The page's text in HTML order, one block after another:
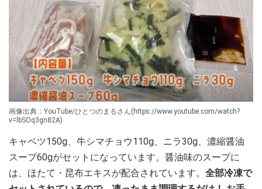
画像出典：YouTube/ひとつのまるさん(https://www.youtube.com/watch?
v=lbSOq3gn82A)
キャベツ150g、牛シマチョウ110g、ニラ30g、濃縮醤油
スープ60gがセットになっています。醤油味のスープに
は、ほたて・昆布エキスが配合されています。 全部冷凍で